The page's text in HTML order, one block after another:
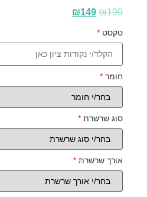
₪199
₪149
טקסט*
חומר*
סוג שרשרת*
אורך שרשרת*